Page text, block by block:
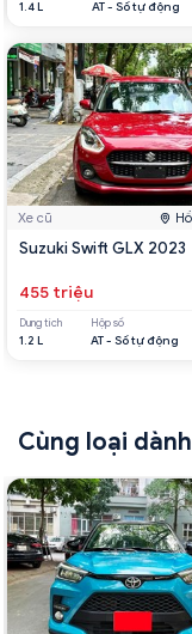
1.4 L AT - Số tự động
Xe cũ
Suzuki Swift GLX 2023
455 triệu
Dung tích
1.2 L
Hộp số
AT - Số tự động
Cùng loại